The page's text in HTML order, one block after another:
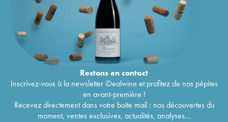
Restons encontact
Inscrivez-vous à la newsletter iDealwine et profitez de nos pépites
en avant-première !
Recevez directement dans votre boîte mail : nos découvertes du
moment, ventes exclusives, actualités, analyses...